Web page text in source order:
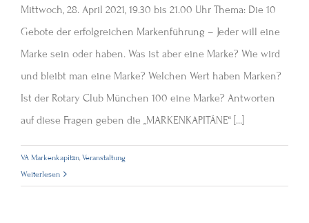
Mittwoch, 28. April 2021, 19.30 bis 21.00 Uhr Thema: Die 10
Gebote der erfolgreichen Markenführung – Jeder will eine
Marke sein oder haben. Was ist aber eine Marke? Wie wird
und bleibt man eine Marke? Welchen Wert haben Marken?
Ist der Rotary Club München 100 eine Marke? Antworten
auf diese Fragen geben die „MARKENKAPITÄNE“ [...]
VA Markenkapitän,Veranstaltung
Weiterlesen